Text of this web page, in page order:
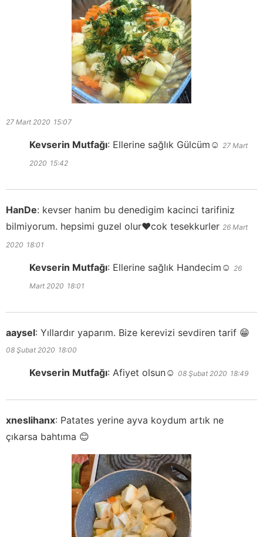
27 Mart 2020 15:07
Kevserin Mutfağı: Ellerine sağlık Gülcüm☺️ 27 Mart
2020 15:42
HanDe: kevser hanim bu denedigim kacinci tarifiniz
bilmiyorum. hepsimi guzel olur❤️cok tesekkurler 26 Mart
2020 18:01
Kevserin Mutfağı: Ellerine sağlık Handecim☺️ 26
Mart 2020 18:01
aaysel: Yıllardır yaparım. Bize kerevizi sevdiren tarif 😁
08 Şubat 2020 18:00
Kevserin Mutfağı: Afiyet olsun☺️ 08 Şubat 2020 18:49
xneslihanx: Patates yerine ayva koydum artık ne
çıkarsa bahtıma 😊